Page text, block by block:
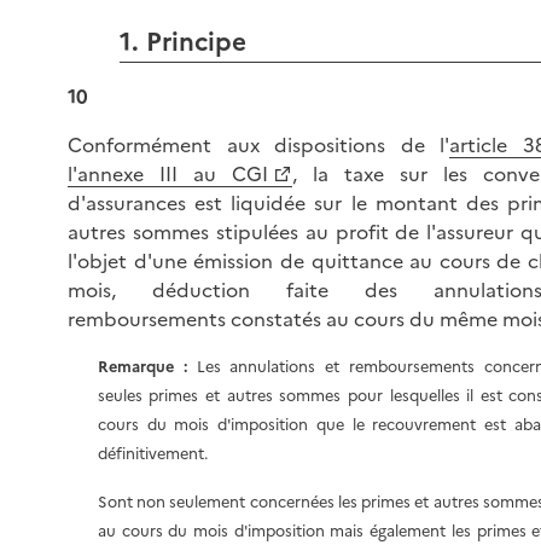
1. Principe
10
Conformément aux dispositions de l'article
l'annexe III au CGI
, la taxe sur les
d'assurances est liquidée sur le montant des
autres sommes stipulées au profit de l'assureur
l'objet d'une émission de quittance au cours de
mois, déduction faite des
remboursements constatés au cours du même
Remarque : Les annulations et remboursements
seules primes et autres sommes pour lesquelles il est
cours du mois d'imposition que le recouvrement est
définitivement.
Sont non seulement concernées les primes et autres
au cours du mois d'imposition mais également les primes